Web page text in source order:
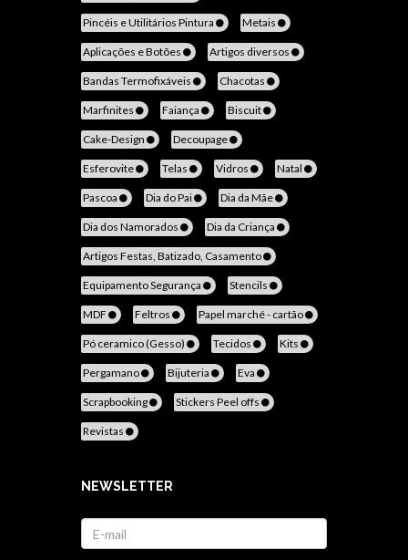
Pincéis e Utilitários Pintura Metais
Aplicações e Botões Artigos diversos
Bandas Termofixáveis Chacotas
Marfinites Faiança Biscuit
Cake-Design Decoupage
Esferovite Telas Vidros Natal
Pascoa Dia do Pai Dia da Mãe
Dia dos Namorados Dia da Criança
Artigos Festas, Batizado, Casamento
Equipamento Segurança Stencils
MDF Feltros Papel marché - cartão
Pó ceramico (Gesso) Tecidos Kits
Pergamano Bijuteria Eva
Scrapbooking Stickers Peel offs
Revistas
NEWSLETTER